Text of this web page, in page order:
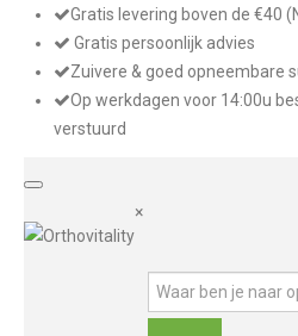
Gratis levering boven de €40
Gratis persoonlijk advies
Zuivere & goed opneembare
Op werkdagen voor 14:00u
verstuurd
×